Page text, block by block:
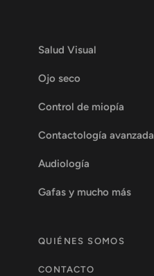
Salud Visual
Ojo seco
Control de miopía
Contactología avanzada
Audiología
Gafas y mucho más
QUIÉNES SOMOS
CONTACTO